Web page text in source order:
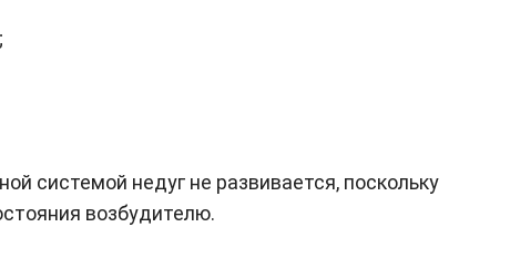
системой недуг не развивается, поскольку
возбудителю.